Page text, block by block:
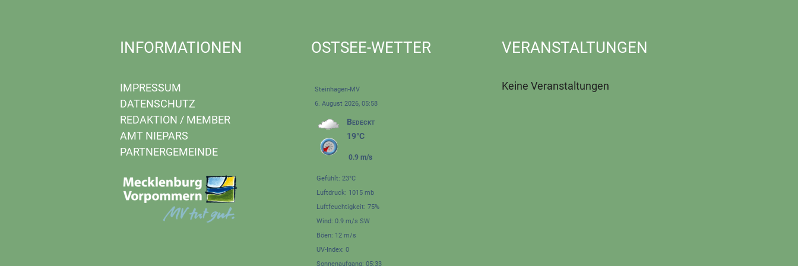
INFORMATIONEN
IMPRESSUM
DATENSCHUTZ
REDAKTION / MEMBER
AMT NIEPARS
PARTNERGEMEINDE
OSTSEE-WETTER
Steinhagen-MV
6. August 2026, 05:58
Bedeckt
19°C
0.9 m/s
Gefühlt: 23°C
Luftdruck: 1015 mb
Luftfeuchtigkeit: 75%
Wind: 0.9 m/s SW
Böen: 12 m/s
UV-Index: 0
Sonnenaufgang: 05:33
VERANSTALTUNGEN
Keine Veranstaltungen